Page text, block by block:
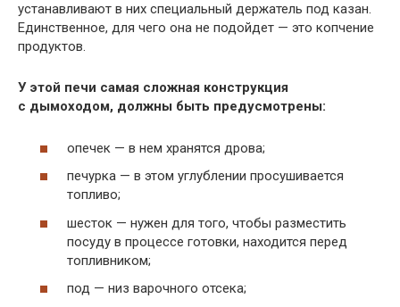
устанавливают в них специальный держатель под казан.
Единственное, для чего она не подойдет — это копчение
продуктов.
У этой печи самая сложная конструкция
с дымоходом, должны быть предусмотрены:
опечек — в нем хранятся дрова;
печурка — в этом углублении просушивается
топливо;
шесток — нужен для того, чтобы разместить
посуду в процессе готовки, находится перед
топливником;
под — низ варочного отсека;